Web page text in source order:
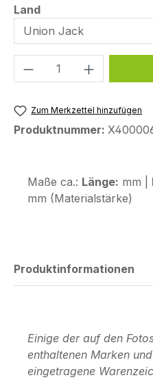
Landauswählen
Produkt Anzahl:
Zum Merkzettel hinzufügen
Produktnummer:
Maße ca.: Länge: mm |
mm (Materialstärke)
Produktinformationen
Einige der auf den
enthaltenen Marken
eingetragene